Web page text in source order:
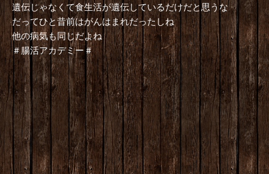
遺伝じゃなくて食生活が遺伝しているだけだと思うな
だってひと昔前はがんはまれだったしね
他の病気も同じだよね
＃腸活アカデミー＃